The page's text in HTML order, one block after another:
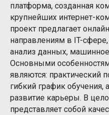
платформа, созданная
крупнейших интернет-
проект предлагает
направлениям в IT-
анализ данных,
Основными
являются: практический
гибкий график обучения,
развитие карьеры. В
представляет собой